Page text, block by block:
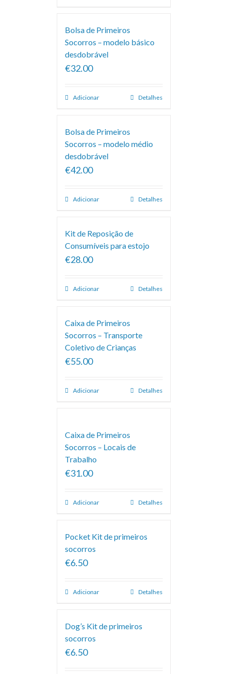
Bolsa de Primeiros
Socorros – modelo básico
desdobrável
€32.00
Adicionar Detalhes
Bolsa de Primeiros
Socorros – modelo médio
desdobrável
€42.00
Adicionar Detalhes
Kit de Reposição de
Consumíveis para estojo
€28.00
Adicionar Detalhes
Caixa de Primeiros
Socorros – Transporte
Coletivo de Crianças
€55.00
Adicionar Detalhes
Caixa de Primeiros
Socorros – Locais de
Trabalho
€31.00
Adicionar Detalhes
Pocket Kit de primeiros
socorros
€6.50
Adicionar Detalhes
Dog’s Kit de primeiros
socorros
€6.50